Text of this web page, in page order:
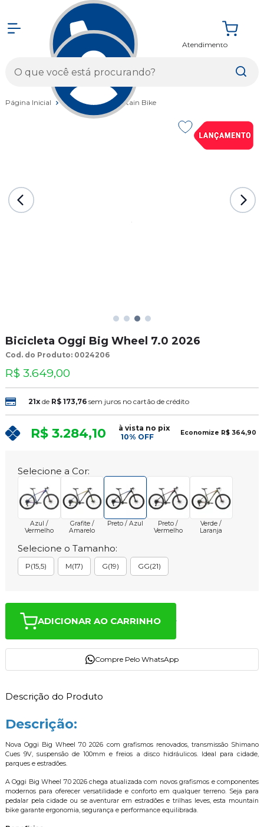
Atendimento
Página Inicial Bicicletas Mountain Bike
Bicicleta Oggi Big Wheel 7.0 2026
Cod. do Produto: 0024206
R$ 3.649,00
21xde R$ 173,76 sem juros no cartão de crédito
R$ 3.284,10
à vista no pix
10% OFF
Economize R$ 364,90
Selecione a Cor:
Azul /
Vermelho
Grafite /
Amarelo
Preto / Azul
Preto /
Vermelho
Verde /
Laranja
Selecione o Tamanho:
P(15,5) M(17) G(19) GG(21)
ADICIONAR AO CARRINHO
Compre Pelo WhatsApp
Descrição do Produto
Descrição:
Nova Oggi Big Wheel 7.0 2026 com grafismos renovados, transmissão Shimano
Cues 9V, suspensão de 100mm e freios a disco hidráulicos. Ideal para cidade,
parques e estradões.
A Oggi Big Wheel 7.0 2026 chega atualizada com novos grafismos e componentes
modernos para oferecer versatilidade e conforto em qualquer terreno. Seja para
pedalar pela cidade ou se aventurar em estradões e trilhas leves, esta mountain
bike garante ergonomia, segurança e performance equilibrada.